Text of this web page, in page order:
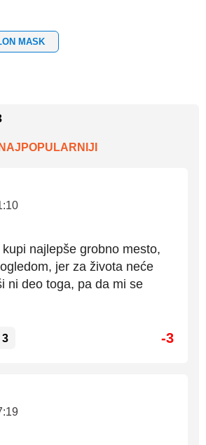
MASK
NAJPOPULARNIJI
najlepše grobno mesto,
jer za života neće
ni deo toga, pa da mi se
3 -3